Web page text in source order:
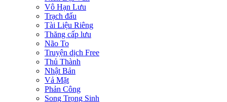
Vô Hạn Lưu
Trạch đấu
Tài Liệu Riêng
Thăng cấp lưu
Não To
Truyện dịch Free
Thủ Thành
Nhật Bản
Vả Mặt
Phản Công
Song Trọng Sinh